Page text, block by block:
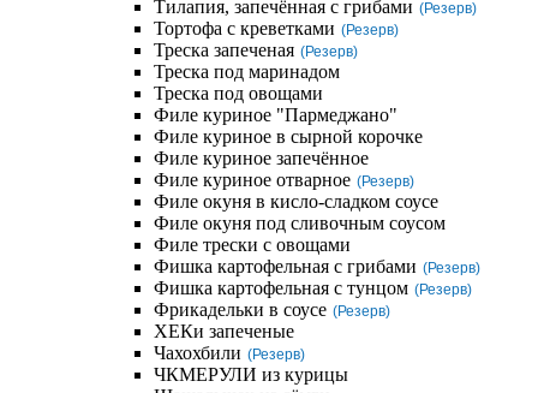
Тилапия, запечённая с грибами (Резерв)
Тортофа с креветками (Резерв)
Треска запеченая (Резерв)
Треска под маринадом
Треска под овощами
Филе куриное "Пармеджано"
Филе куриное в сырной корочке
Филе куриное запечённое
Филе куриное отварное (Резерв)
Филе окуня в кисло-сладком соусе
Филе окуня под сливочным соусом
Филе трески с овощами
Фишка картофельная с грибами (Резерв)
Фишка картофельная с тунцом (Резерв)
Фрикадельки в соусе (Резерв)
ХЕКи запеченые
Чахохбили (Резерв)
ЧКМЕРУЛИ из курицы